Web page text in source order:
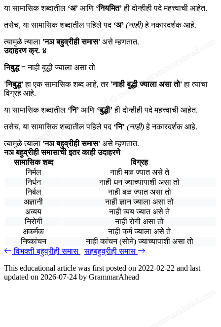
या सामासिक शब्दातील ‘अ’ आणि ‘नियमित’ही दोन्हीही पदे महत्त्वाची आहेत.
तसेच, या सामासिक शब्दातील पहिले पद ‘अ’ (नाही)हे नकारदर्शक आहे.
त्यामुळे त्याला 'नञ बहुव्रीही समास' असे म्हणतात.
उदाहरण क्र. ४
निबुद्ध= नाही बुद्धी ज्याला असा तो
'निबुद्ध'हा एक सामासिक शब्द आहे, तर 'नाही बुद्धी ज्याला असा तो'हा त्याचा
विग्रह आहे.
या सामासिक शब्दातील ‘नि’ आणि ‘बुद्धी’ही दोन्हीही पदे महत्त्वाची आहेत.
तसेच, या सामासिक शब्दातील पहिले पद ‘नि’ (नाही)हे नकारदर्शक आहे.
त्यामुळे त्याला 'नञ बहुव्रीही समास' असे म्हणतात.
नञ बहुव्रीही समासाची इतर काही उदाहरणे
सामासिक शब्द
विग्रह
निर्मल
नाही मळ ज्यात असे ते
निर्धन
नाही धन ज्याच्यापाशी असा तो
निर्बल
नाही बळ ज्यात असा तो
अज्ञानी
नाही ज्ञान ज्याला असा तो
अव्यय
नाही व्यय ज्यात असे ते
निरोगी
नाही रोगी असा तो
अकर्मक
नाही कर्म ज्याला असे ते
निष्कांचन
नाही कांचन (सोने) ज्याच्यापाशी असा तो
विभक्ती बहुव्रीही समास
सहबहुव्रीही समास
This educational article was first posted on 2022-02-22 and last
updated on 2026-07-24 by GrammarAhead